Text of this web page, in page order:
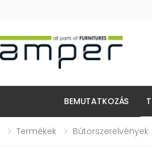
BEMUTATKOZÁS
Termékek Bútorszerelvények